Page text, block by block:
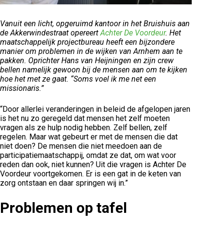
Vanuit een licht, opgeruimd kantoor in het Bruishuis aan
de Akkerwindestraat opereertAchter De Voordeur. Het
maatschappelijk projectbureau heeft een bijzondere
manier om problemen in de wijken van Arnhem aan te
pakken. Oprichter Hans van Heijningen en zijn crew
bellen namelijk gewoon bij de mensen aan om te kijken
hoe het met ze gaat. “Soms voel ik me net een
missionaris.”
“Door allerlei veranderingen in beleid de afgelopen jaren
is het nu zo geregeld dat mensen het zelf moeten
vragen als ze hulp nodig hebben. Zelf bellen, zelf
regelen. Maar wat gebeurt er met de mensen die dat
niet doen? De mensen die niet meedoen aan de
participatiemaatschappij, omdat ze dat, om wat voor
reden dan ook, niet kunnen? Uit die vragen is Achter De
Voordeur voortgekomen. Er is een gat in de keten van
zorg ontstaan en daar springen wij in.”
Problemen op tafel